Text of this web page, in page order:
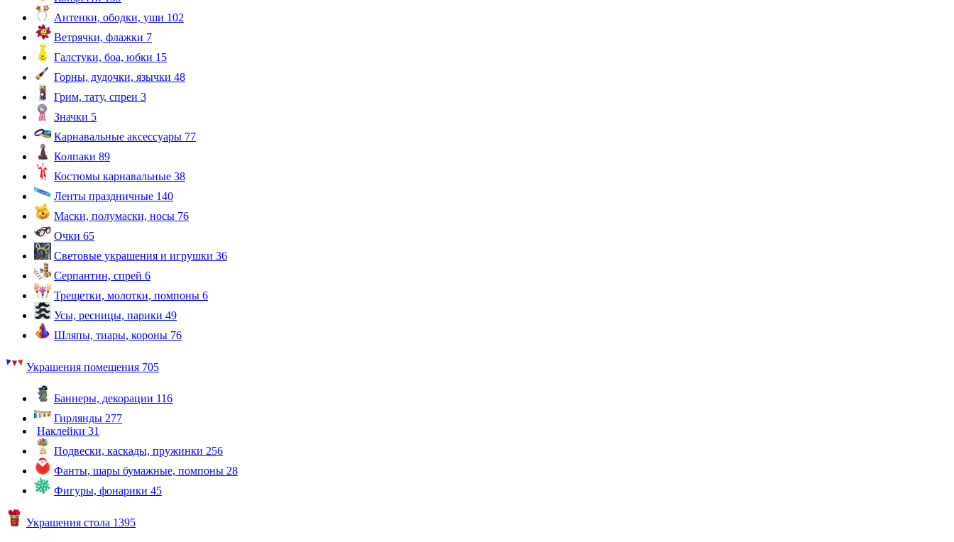
Антенки, ободки, уши 102
Ветрячки, флажки 7
Галстуки, боа, юбки 15
Горны, дудочки, язычки 48
Грим, тату, спреи 3
Значки 5
Карнавальные аксессуары 77
Колпаки 89
Костюмы карнавальные 38
Ленты праздничные 140
Маски, полумаски, носы 76
Очки 65
Световые украшения и игрушки 36
Серпантин, спрей 6
Трещетки, молотки, помпоны 6
Усы, ресницы, парики 49
Шляпы, тиары, короны 76
Украшения помещения 705
Баннеры, декорации 116
Гирлянды 277
Наклейки 31
Подвески, каскады, пружинки 256
Фанты, шары бумажные, помпоны 28
Фигуры, фонарики 45
Украшения стола 1395